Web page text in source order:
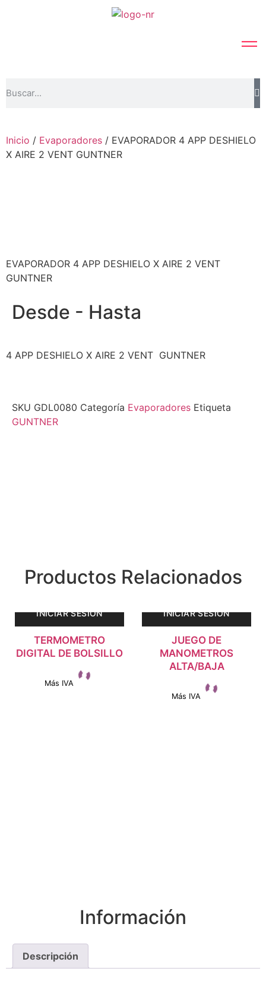
Inicio / Evaporadores / EVAPORADOR 4 APP DESHIELO
X AIRE 2 VENT GUNTNER
EVAPORADOR 4 APP DESHIELO X AIRE 2 VENT
GUNTNER
Desde - Hasta
4 APP DESHIELO X AIRE 2 VENT GUNTNER
SKU GDL0080 Categoría Evaporadores Etiqueta
GUNTNER
Productos Relacionados
INICIAR SESIÓN
TERMOMETRO
DIGITAL DE BOLSILLO
Más IVA
INICIAR SESIÓN
JUEGO DE
MANOMETROS
ALTA/BAJA
Más IVA
Información
Descripción